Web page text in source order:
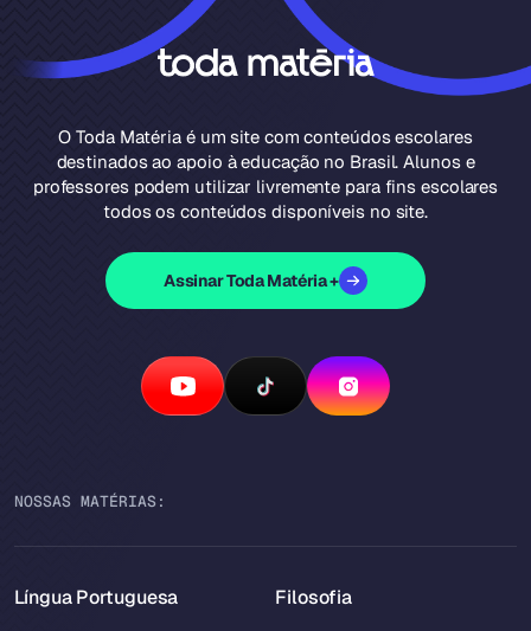
O Toda Matéria é um site com conteúdos escolares
destinados ao apoio à educação no Brasil. Alunos e
professores podem utilizar livremente para fins escolares
todos os conteúdos disponíveis no site.
Assinar Toda Matéria +
NOSSAS MATÉRIAS:
Língua Portuguesa Filosofia